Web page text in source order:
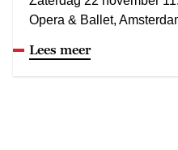
Opera & Ballet,
Lees meer